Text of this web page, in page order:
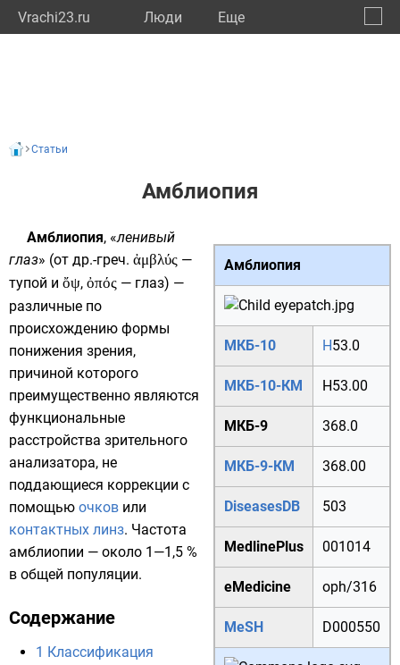
Vrachi23.ru Люди Eще
Статьи
Амблиопия
Амблиопия
МКБ-10 H53.0
МКБ-10-КМ H53.00
МКБ-9 368.0
МКБ-9-КМ 368.00
DiseasesDB 503
MedlinePlus 001014
eMedicine oph/316
MeSH D000550
Амблиопия, «ленивый
глаз» (от др.-греч. ἀμβλύς —
тупой и ὄψ, ὀπός — глаз) —
различные по
происхождению формы
понижения зрения,
причиной которого
преимущественно являются
функциональные
расстройства зрительного
анализатора, не
поддающиеся коррекции с
помощью очков или
контактных линз. Частота
амблиопии — около 1—1,5 %
в общей популяции.
Содержание
1 Классификация